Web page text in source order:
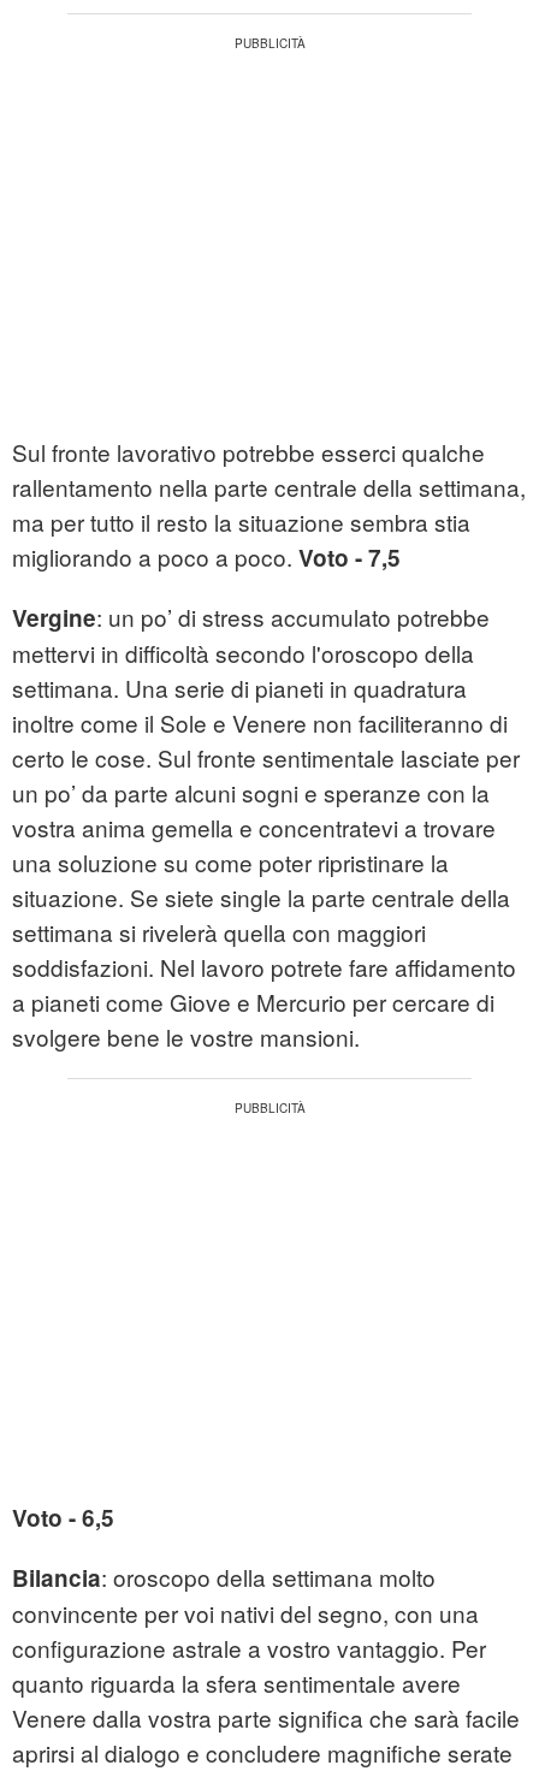
Sul fronte lavorativo potrebbe esserci qualche
rallentamento nella parte centrale della settimana,
ma per tutto il resto la situazione sembra stia
migliorando a poco a poco. Voto - 7,5
Vergine: un po’ di stress accumulato potrebbe
mettervi in difficoltà secondo l'oroscopo della
settimana. Una serie di pianeti in quadratura
inoltre come il Sole e Venere non faciliteranno di
certo le cose. Sul fronte sentimentale lasciate per
un po’ da parte alcuni sogni e speranze con la
vostra anima gemella e concentratevi a trovare
una soluzione su come poter ripristinare la
situazione. Se siete single la parte centrale della
settimana si rivelerà quella con maggiori
soddisfazioni. Nel lavoro potrete fare affidamento
a pianeti come Giove e Mercurio per cercare di
svolgere bene le vostre mansioni.
Voto - 6,5
Bilancia: oroscopo della settimana molto
convincente per voi nativi del segno, con una
configurazione astrale a vostro vantaggio. Per
quanto riguarda la sfera sentimentale avere
Venere dalla vostra parte significa che sarà facile
aprirsi al dialogo e concludere magnifiche serate